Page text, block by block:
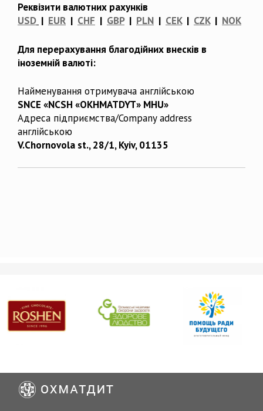
Реквізити валютних рахунків
USD | EUR | CHF | GBP| PLN | CEK| CZK| NOK
Для перерахування благодійних внесків в
іноземній валюті:
Найменування отримувача англійською
SNCE «NCSH «OKHMATDYT» MHU»
Адреса підприємства/Company address
англійською
V.Chornovola st., 28/1, Kyiv, 01135